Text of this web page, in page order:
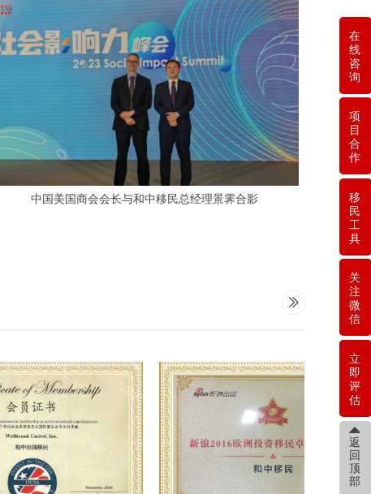
在
线
咨
询
项
目
合
作
移
民
工
具
关
注
微
信
立
即
评
估
返
回
顶
部
뀃
ꅀ
中国美国商会会长与和中移民总经理景霁合影